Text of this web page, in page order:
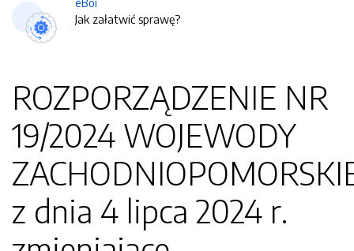
Jak załatwić sprawę?
ROZPORZĄDZENIE NR
19/2024 WOJEWODY
z dnia 4 lipca 2024 r.